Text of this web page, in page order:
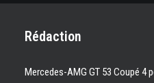
Rédaction
Mercedes-AMG GT 53 Coupé 4